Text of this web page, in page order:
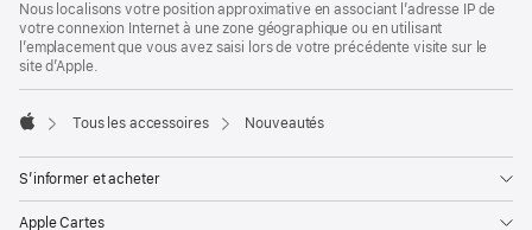
Nous localisons votre position approximative en associant l’adresse IP de
votre connexion Internet à une zone géographique ou en utilisant
l’emplacement que vous avez saisi lors de votre précédente visite sur le
site d’Apple.
Tous les accessoires Nouveautés
S’informer et acheter
Apple Cartes